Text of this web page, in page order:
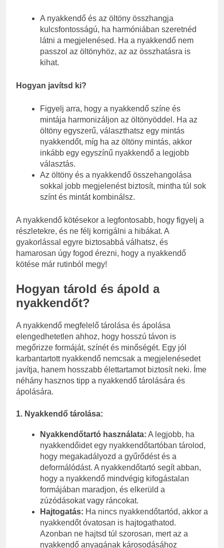
A nyakkendő és az öltöny összhangja
kulcsfontosságú, ha harmóniában szeretnéd
látni a megjelenésed. Ha a nyakkendő nem
passzol az öltönyhöz, az az összhatásra is
kihat.
Hogyan javítsd ki?
Figyelj arra, hogy a nyakkendő színe és
mintája harmonizáljon az öltönyöddel. Ha az
öltöny egyszerű, választhatsz egy mintás
nyakkendőt, míg ha az öltöny mintás, akkor
inkább egy egyszínű nyakkendő a legjobb
választás.
Az öltöny és a nyakkendő összehangolása
sokkal jobb megjelenést biztosít, mintha túl sok
színt és mintát kombinálsz.
A nyakkendő kötésekor a legfontosabb, hogy figyelj a
részletekre, és ne félj korrigálni a hibákat. A
gyakorlással egyre biztosabbá válhatsz, és
hamarosan úgy fogod érezni, hogy a nyakkendő
kötése már rutinból megy!
Hogyan tárold és ápold a
nyakkendőt?
A nyakkendő megfelelő tárolása és ápolása
elengedhetetlen ahhoz, hogy hosszú távon is
megőrizze formáját, színét és minőségét. Egy jól
karbantartott nyakkendő nemcsak a megjelenésedet
javítja, hanem hosszabb élettartamot biztosít neki. Íme
néhány hasznos tipp a nyakkendő tárolására és
ápolására.
1. Nyakkendő tárolása:
Nyakkendőtartó használata: A legjobb, ha
nyakkendőidet egy nyakkendőtartóban tárolod,
hogy megakadályozd a gyűrődést és a
deformálódást. A nyakkendőtartó segít abban,
hogy a nyakkendő mindvégig kifogástalan
formájában maradjon, és elkerüld a
zúzódásokat vagy ráncokat.
Hajtogatás: Ha nincs nyakkendőtartód, akkor a
nyakkendőt óvatosan is hajtogathatod.
Azonban ne hajtsd túl szorosan, mert az a
nyakkendő anyagának károsodásához